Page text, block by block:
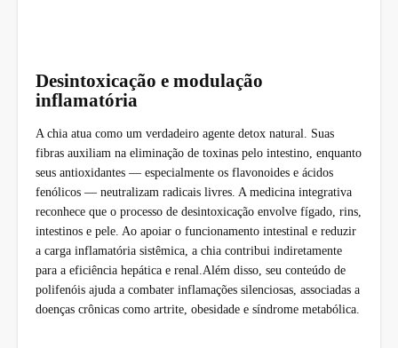
Desintoxicação e modulação
inflamatória
A chia atua como um verdadeiro agente detox natural. Suas
fibras auxiliam na eliminação de toxinas pelo intestino, enquanto
seus antioxidantes — especialmente os flavonoides e ácidos
fenólicos — neutralizam radicais livres. A medicina integrativa
reconhece que o processo de desintoxicação envolve fígado, rins,
intestinos e pele. Ao apoiar o funcionamento intestinal e reduzir
a carga inflamatória sistêmica, a chia contribui indiretamente
para a eficiência hepática e renal.Além disso, seu conteúdo de
polifenóis ajuda a combater inflamações silenciosas, associadas a
doenças crônicas como artrite, obesidade e síndrome metabólica.